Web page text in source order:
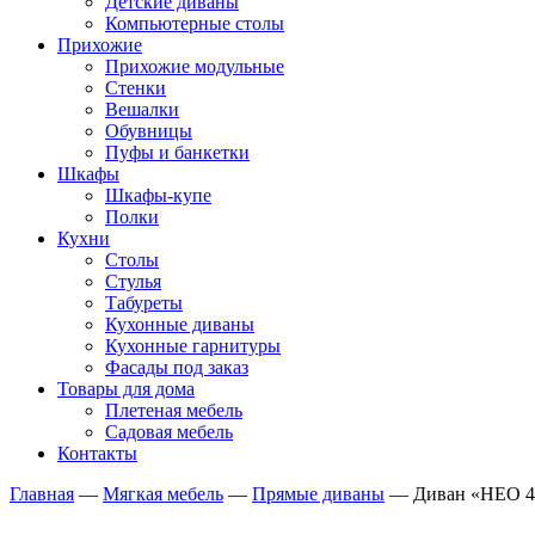
Компьютерные столы
Прихожие
Прихожие модульные
Стенки
Вешалки
Обувницы
Пуфы и банкетки
Шкафы
Шкафы-купе
Полки
Кухни
Столы
Стулья
Табуреты
Кухонные диваны
Кухонные гарнитуры
Фасады под заказ
Товары для дома
Плетеная мебель
Садовая мебель
Контакты
Главная — Мягкая мебель — Прямые диваны — Диван «НЕО